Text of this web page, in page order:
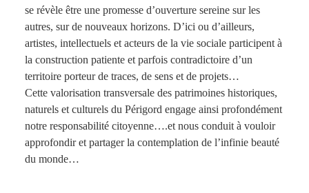
se révèle être une promesse d’ouverture sereine sur les
autres, sur de nouveaux horizons. D’ici ou d’ailleurs,
artistes, intellectuels et acteurs de la vie sociale participent à
la construction patiente et parfois contradictoire d’un
territoire porteur de traces, de sens et de projets…
Cette valorisation transversale des patrimoines historiques,
naturels et culturels du Périgord engage ainsi profondément
notre responsabilité citoyenne….et nous conduit à vouloir
approfondir et partager la contemplation de l’infinie beauté
du monde…